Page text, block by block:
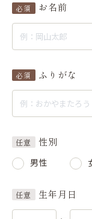
必須 お名前
必須 ふりがな
任意 性別
男性
任意 生年月日